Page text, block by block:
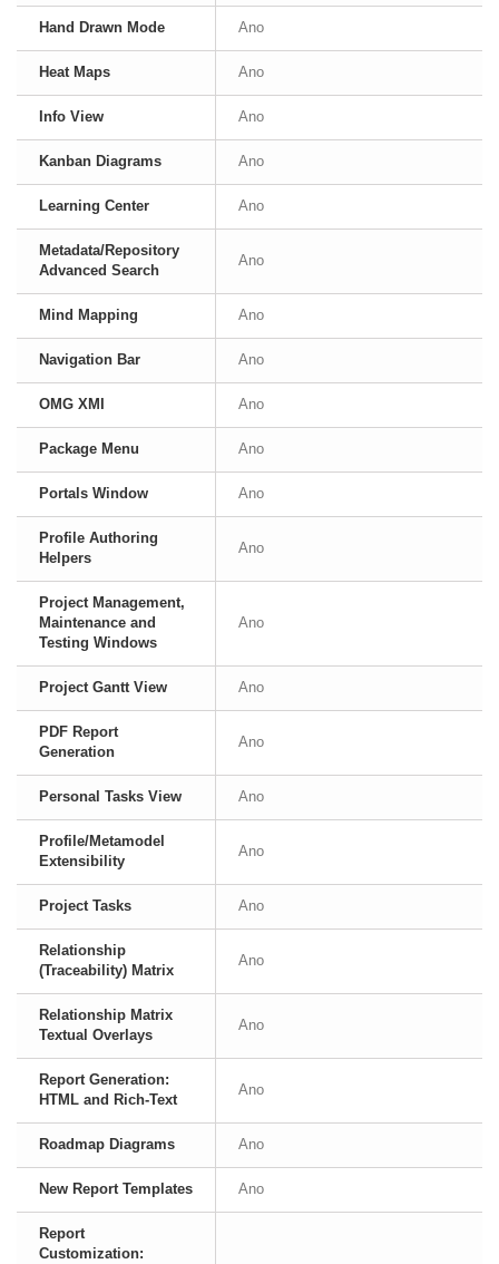
Hand Drawn Mode Ano
Heat Maps Ano
Info View Ano
Kanban Diagrams Ano
Learning Center Ano
Metadata/Repository
Advanced Search
Ano
Mind Mapping Ano
Navigation Bar Ano
OMG XMI Ano
Package Menu Ano
Portals Window Ano
Profile Authoring
Helpers
Ano
Project Management,
Maintenance and
Testing Windows
Ano
Project Gantt View Ano
PDF Report
Generation
Ano
Personal Tasks View Ano
Profile/Metamodel
Extensibility
Ano
Project Tasks Ano
Relationship
(Traceability) Matrix
Ano
Relationship Matrix
Textual Overlays
Ano
Report Generation:
HTML and Rich-Text
Ano
Roadmap Diagrams Ano
New Report Templates Ano
Report
Customization: